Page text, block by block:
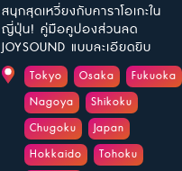
สนุกสุดเหวี่ยงกับคาราโอเกะใน
ญี่ปุ่น! คู่มือคูปองส่วนลด
JOYSOUND แบบละเอียดยิบ
Tokyo Osaka
Fukuoka
Nagoya
Shikoku
Chugoku
Japan
Hokkaido
Tohoku